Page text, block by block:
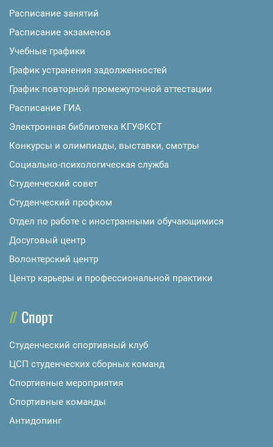
Расписание занятий
Расписание экзаменов
Учебные графики
График устранения задолженностей
График повторной промежуточной аттестации
Расписание ГИА
Электронная библиотека КГУФКСТ
Конкурсы и олимпиады, выставки, смотры
Социально-психологическая служба
Студенческий совет
Студенческий профком
Отдел по работе с иностранными обучающимися
Досуговый центр
Волонтерский центр
Центр карьеры и профессиональной практики
Спорт
Студенческий спортивный клуб
ЦСП студенческих сборных команд
Спортивные мероприятия
Спортивные команды
Антидопинг